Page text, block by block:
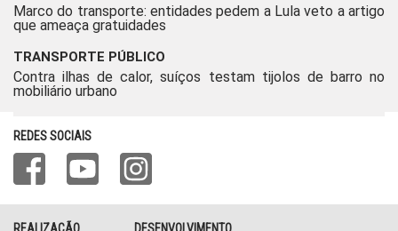
Marco do transporte: entidades pedem a Lula veto a artigo
que ameaça gratuidades
TRANSPORTE PÚBLICO
Contra ilhas de calor, suíços testam tijolos de barro no
mobiliário urbano
REDES SOCIAIS